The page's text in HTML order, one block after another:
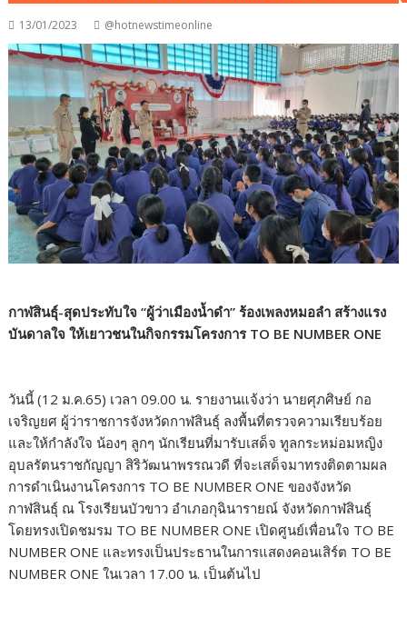
13/01/2023 @hotnewstimeonline
กาฬสินธุ์-สุดประทับใจ “ผู้ว่าเมืองน้ำดำ” ร้องเพลงหมอลำ สร้างแรง
บันดาลใจ ให้เยาวชนในกิจกรรมโครงการ TO BE NUMBER ONE
วันนี้ (12 ม.ค.65) เวลา 09.00 น. รายงานแจ้งว่า นายศุภศิษย์ กอ
เจริญยศ ผู้ว่าราชการจังหวัดกาฬสินธุ์ ลงพื้นที่ตรวจความเรียบร้อย
และให้กำลังใจ น้องๆ ลูกๆ นักเรียนที่มารับเสด็จ ทูลกระหม่อมหญิง
อุบลรัตนราชกัญญา สิริวัฒนาพรรณวดี ที่จะเสด็จมาทรงติดตามผล
การดำเนินงานโครงการ TO BE NUMBER ONE ของจังหวัด
กาฬสินธุ์ ณ โรงเรียนบัวขาว อำเภอกุฉินารายณ์ จังหวัดกาฬสินธุ์
โดยทรงเปิดชมรม TO BE NUMBER ONE เปิดศูนย์เพื่อนใจ TO BE
NUMBER ONE และทรงเป็นประธานในการแสดงคอนเสิร์ต TO BE
NUMBER ONE ในเวลา 17.00 น. เป็นต้นไป